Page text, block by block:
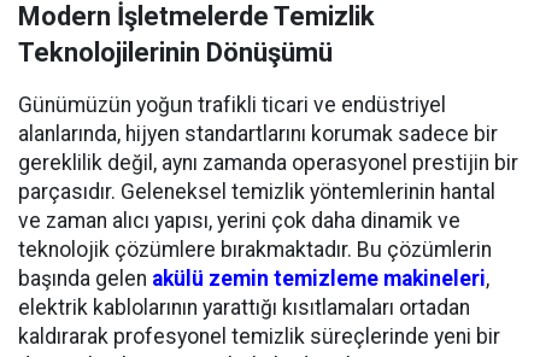
Modern İşletmelerde Temizlik
Teknolojilerinin Dönüşümü
Günümüzün yoğun trafikli ticari ve endüstriyel
alanlarında, hijyen standartlarını korumak sadece bir
gereklilik değil, aynı zamanda operasyonel prestijin bir
parçasıdır. Geleneksel temizlik yöntemlerinin hantal
ve zaman alıcı yapısı, yerini çok daha dinamik ve
teknolojik çözümlere bırakmaktadır. Bu çözümlerin
başında gelen akülü zemin temizleme makineleri,
elektrik kablolarının yarattığı kısıtlamaları ortadan
kaldırarak profesyonel temizlik süreçlerinde yeni bir